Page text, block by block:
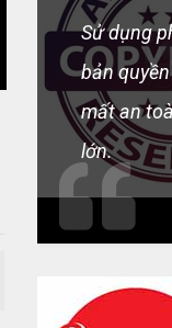
Sử dụng
bản
mất an
lớn.